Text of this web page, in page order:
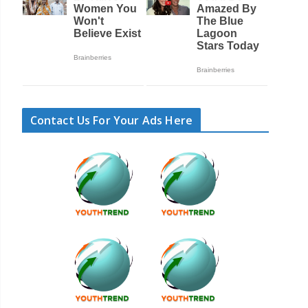
Contact Us For Your Ads Here